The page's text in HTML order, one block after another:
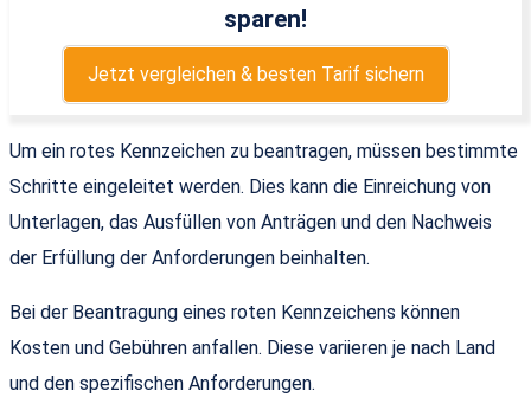
sparen!
Jetzt vergleichen & besten Tarif sichern
Um ein rotes Kennzeichen zu beantragen, müssen bestimmte
Schritte eingeleitet werden. Dies kann die Einreichung von
Unterlagen, das Ausfüllen von Anträgen und den Nachweis
der Erfüllung der Anforderungen beinhalten.
Bei der Beantragung eines roten Kennzeichens können
Kosten und Gebühren anfallen. Diese variieren je nach Land
und den spezifischen Anforderungen.